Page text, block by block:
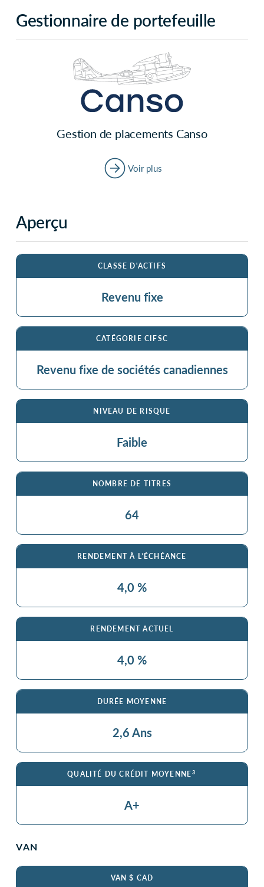
Gestionnaire de portefeuille
Gestion de placements Canso
Voir plus
Aperçu
CLASSE D'ACTIFS
Revenu fixe
CATÉGORIE CIFSC
Revenu fixe de sociétés canadiennes
NIVEAU DE RISQUE
Faible
NOMBRE DE TITRES
64
RENDEMENT À L’ÉCHÉANCE
4,0 %
RENDEMENT ACTUEL
4,0 %
DURÉE MOYENNE
2,6 Ans
QUALITÉ DU CRÉDIT MOYENNE3
A+
VAN
VAN $ CAD